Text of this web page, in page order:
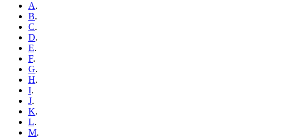
A.
B.
C.
D.
E.
F.
G.
H.
I.
J.
K.
L.
M.